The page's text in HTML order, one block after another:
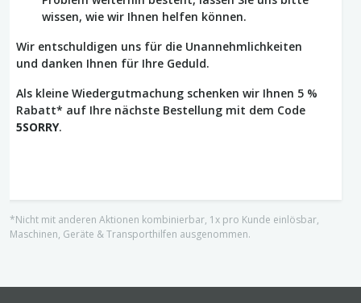
wissen, wie wir Ihnen helfen können.
Wir entschuldigen uns für die Unannehmlichkeiten
und danken Ihnen für Ihre Geduld.
Als kleine Wiedergutmachung schenken wir Ihnen 5 %
Rabatt* auf Ihre nächste Bestellung mit dem Code
5SORRY.
*Nicht mit anderen Aktionen kombinierbar, 1x pro Kunde einlösbar,
Maschinen, Geräte & Transporthilfen ausgenommen.